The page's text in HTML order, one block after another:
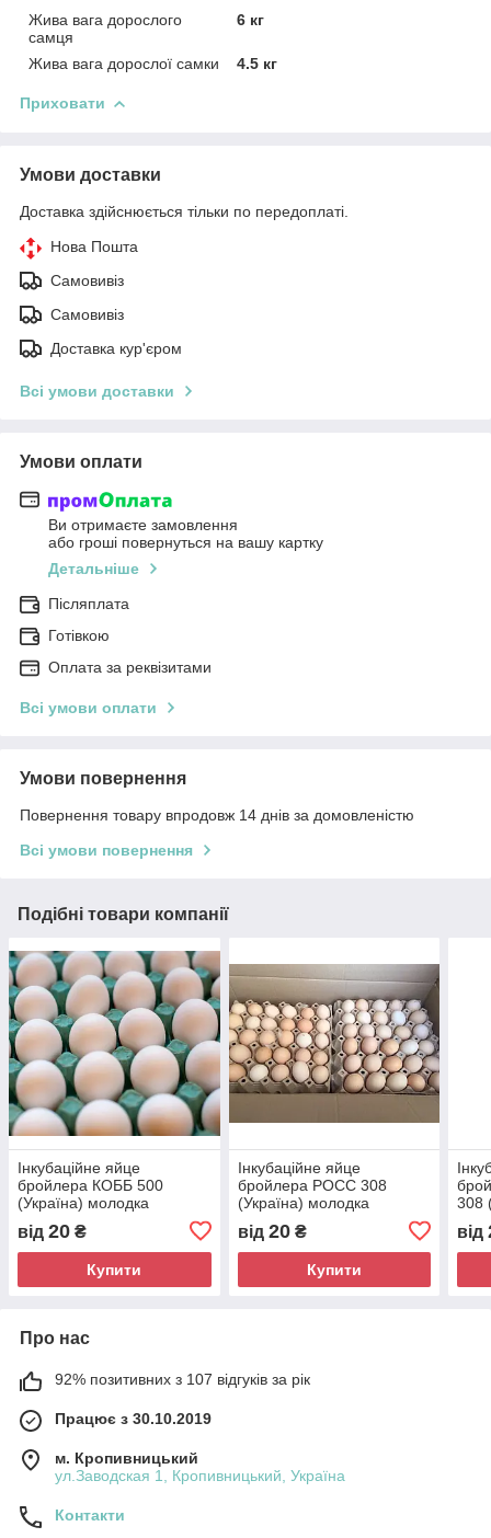
Жива вага дорослого
самця
6 кг
Жива вага дорослої самки 4.5 кг
Приховати
Умови доставки
Доставка здійснюється тільки по передоплаті.
Нова Пошта
Самовивіз
Самовивіз
Доставка кур'єром
Всі умови доставки
Умови оплати
Ви отримаєте замовлення
або гроші повернуться на вашу картку
Детальніше
Післяплата
Готівкою
Оплата за реквізитами
Всі умови оплати
Умови повернення
Повернення товару впродовж 14 днів за домовленістю
Всі умови повернення
Подібні товари компанії
Інкубаційне яйце
бройлера КОББ 500
(Україна) молодка
від 20 ₴
Купити
Інкубаційне яйце
бройлера РОСС 308
(Україна) молодка
від 20₴
Купити
308
від
Про нас
92% позитивних з 107 відгуків за рік
Працює з 30.10.2019
м. Кропивницький
ул.Заводская 1, Кропивницький, Україна
Контакти